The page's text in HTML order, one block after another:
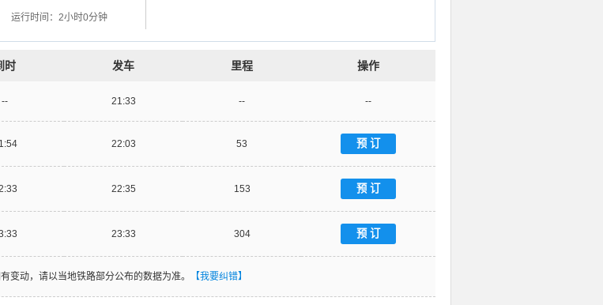
运行时间： 2小时0分钟
时 发车 里程 操作
-- 21:33 -- --
22:03 53
22:35 153
23:33 304
变动，请以当地铁路部分公布的数据为准。 【我要纠错】